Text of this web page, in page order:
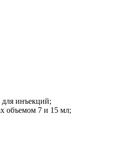
для инъекций;
объемом 7 и 15 мл;